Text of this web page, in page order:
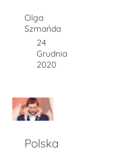
Olga
Szmańda
24
Grudnia
2020
Polska